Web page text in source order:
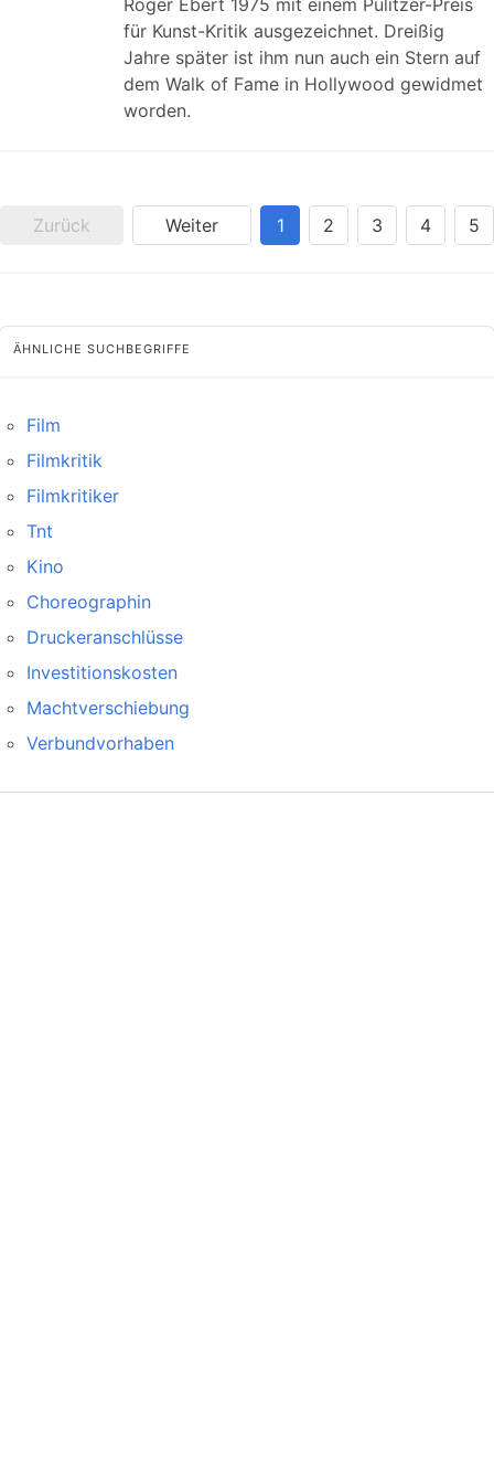
Roger Ebert 1975 mit einem Pulitzer-Preis
für Kunst-Kritik ausgezeichnet. Dreißig
Jahre später ist ihm nun auch ein Stern auf
dem Walk of Fame in Hollywood gewidmet
worden.
Zurück Weiter 1 2 3 4 5
ÄHNLICHE SUCHBEGRIFFE
Film
Filmkritik
Filmkritiker
Tnt
Kino
Choreographin
Druckeranschlüsse
Investitionskosten
Machtverschiebung
Verbundvorhaben